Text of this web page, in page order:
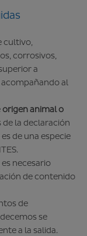
cultivo,
corrosivos,
a
acompañando al
origen animal o
de la declaración
de una especie
necesario
de contenido
de
se
a la salida.